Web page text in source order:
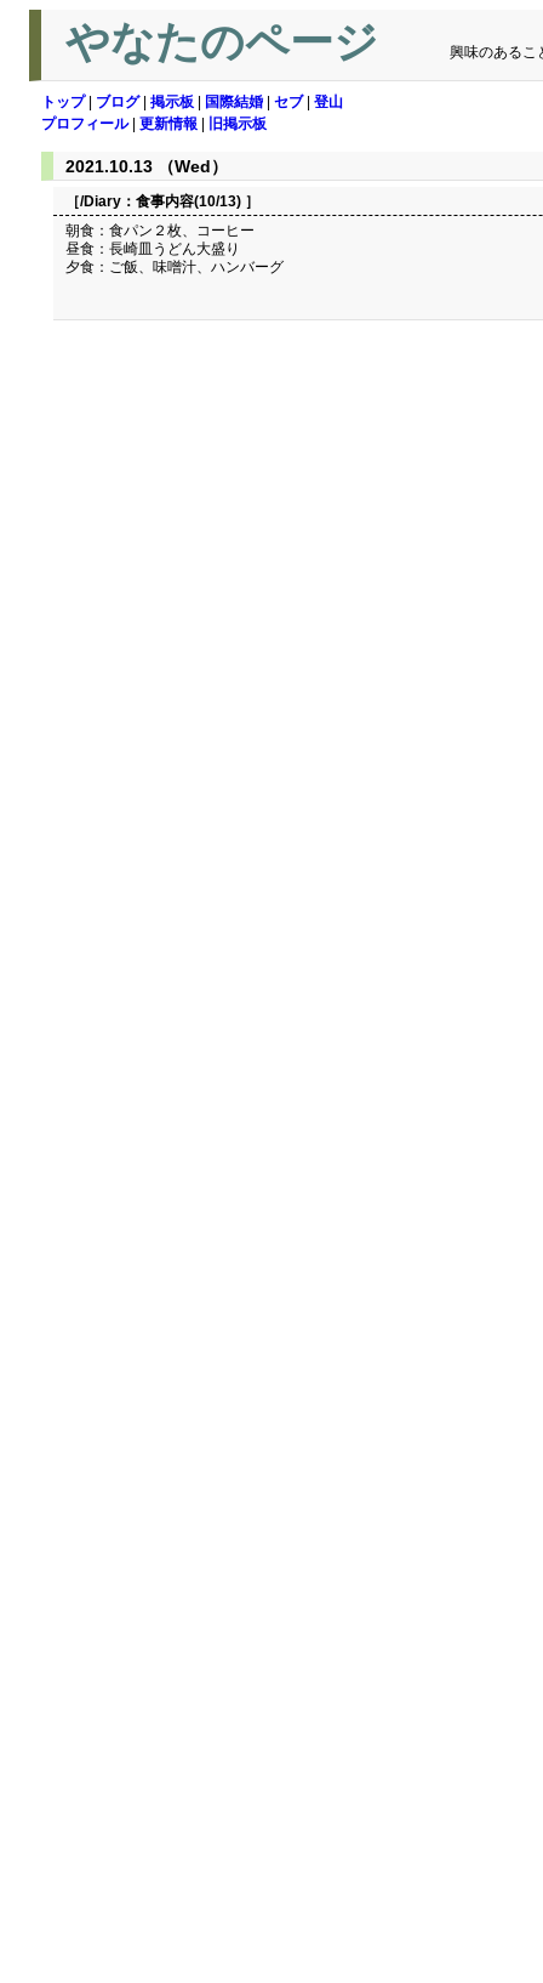
やなたのページ 興味のあるこ
トップ| ブログ| 掲示板 国際結婚 セブ| 登山
プロフィール| 更新情報 旧掲示板
2021.10.13 （Wed）
［/Diary： 食事内容(10/13) ］
朝食：食パン２枚、コーヒー
昼食：長崎皿うどん大盛り
夕食：ご飯、味噌汁、ハンバーグ